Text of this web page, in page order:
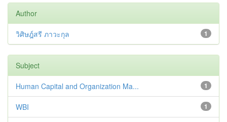
Author
1
วิศิษฎ์สรี ภาวะกุล
Subject
1
Human Capital and Organization Ma...
1
WBI